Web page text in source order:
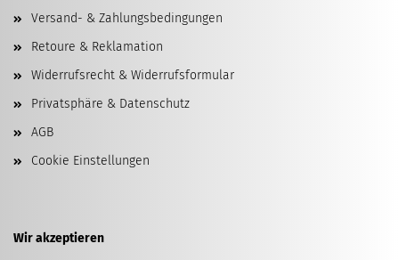
Versand- & Zahlungsbedingungen
Retoure & Reklamation
Widerrufsrecht & Widerrufsformular
Privatsphäre & Datenschutz
AGB
Cookie Einstellungen
Wir akzeptieren